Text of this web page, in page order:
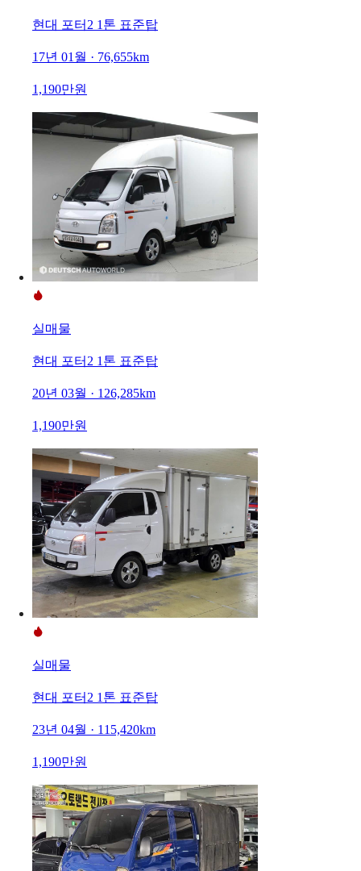
현대 포터2 1톤 표준탑
17년 01월 · 76,655km
1,190만원
실매물
현대 포터2 1톤 표준탑
20년 03월 · 126,285km
1,190만원
실매물
현대 포터2 1톤 표준탑
23년 04월 · 115,420km
1,190만원